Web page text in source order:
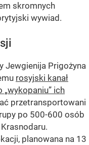
skromnych
wywiad.
Jewgienija Prigożyna
rosyjski kanał
„wykopaniu” ich
przetransportowani
po 500-600 osób
planowana na 13